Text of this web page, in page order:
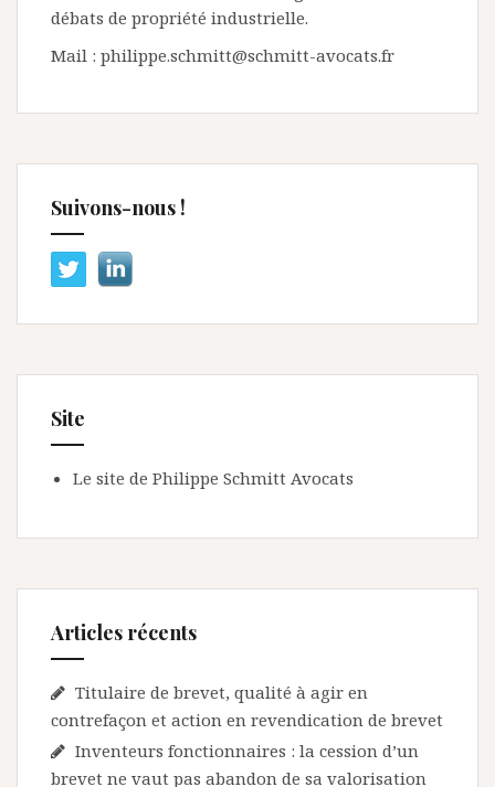
débats de propriété industrielle.
Mail : philippe.schmitt@schmitt-avocats.fr
Suivons-nous !
Site
Le site de Philippe Schmitt Avocats
Articles récents
Titulaire de brevet, qualité à agir en
contrefaçon et action en revendication de brevet
Inventeurs fonctionnaires : la cession d’un
brevet ne vaut pas abandon de sa valorisation